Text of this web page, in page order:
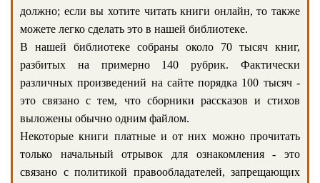
должно; если вы хотите читать книги онлайн, то также
можете легко сделать это в нашей библиотеке.
В нашей библиотеке собраны около 70 тысяч книг,
разбитых на примерно 140 рубрик. Фактически
различных произведений на сайте порядка 100 тысяч -
это связано с тем, что сборники рассказов и стихов
выложены обычно одним файлом.
Некоторые книги платные и от них можно прочитать
только начальный отрывок для ознакомления - это
связано с политикой правообладателей, запрещающих